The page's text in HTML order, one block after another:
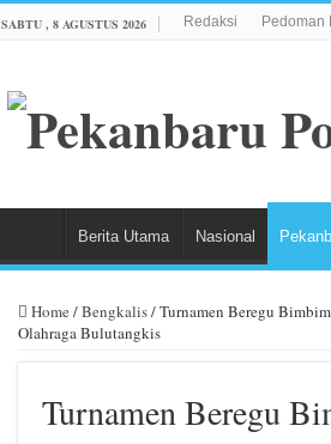
SABTU , 8 AGUSTUS 2026 Redaksi Pedoman
Berita Utama Nasional
Home /Bengkalis/Turnamen Beregu
Olahraga Bulutangkis
Turnamen Beregu